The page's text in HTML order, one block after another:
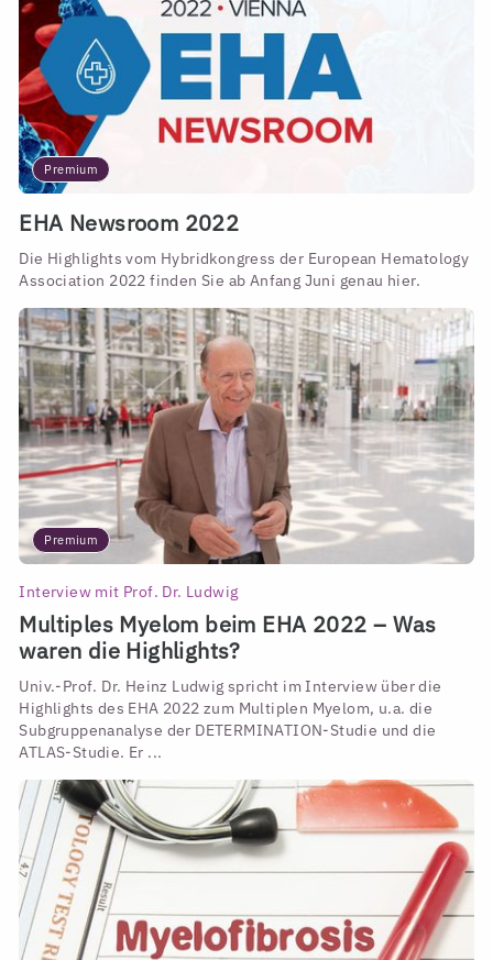
Premium
EHA Newsroom 2022
Die Highlights vom Hybridkongress der European Hematology
Association 2022 finden Sie ab Anfang Juni genau hier.
Premium
Interview mit Prof. Dr. Ludwig
Multiples Myelom beim EHA 2022 – Was
waren die Highlights?
Univ.-Prof. Dr. Heinz Ludwig spricht im Interview über die
Highlights des EHA 2022 zum Multiplen Myelom, u.a. die
Subgruppenanalyse der DETERMINATION-Studie und die
ATLAS-Studie. Er ...